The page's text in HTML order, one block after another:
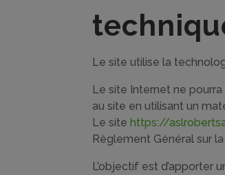
Le site utilise la
Le site Internet ne pourra
au site en utilisant un
Le sitehttps://
Règlement Général sur
L’objectif est d’apporter